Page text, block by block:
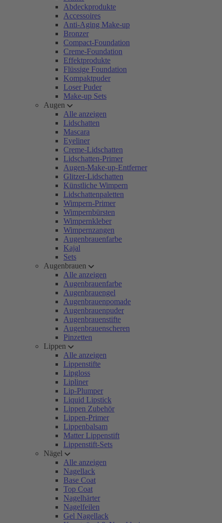
Abdeckprodukte
Accessoires
Anti-Aging Make-up
Bronzer
Compact-Foundation
Creme-Foundation
Effektprodukte
Flüssige Foundation
Kompaktpuder
Loser Puder
Make-up Sets
Augen
Alle anzeigen
Lidschatten
Mascara
Eyeliner
Creme-Lidschatten
Lidschatten-Primer
Augen-Make-up-Entferner
Glitzer-Lidschatten
Künstliche Wimpern
Lidschattenpaletten
Wimpern-Primer
Wimpernbürsten
Wimpernkleber
Wimpernzangen
Augenbrauenfarbe
Kajal
Sets
Augenbrauen
Alle anzeigen
Augenbrauenfarbe
Augenbrauengel
Augenbrauenpomade
Augenbrauenpuder
Augenbrauenstifte
Augenbrauenscheren
Pinzetten
Lippen
Alle anzeigen
Lippenstifte
Lipgloss
Lipliner
Lip-Plumper
Liquid Lipstick
Lippen Zubehör
Lippen-Primer
Lippenbalsam
Matter Lippenstift
Lippenstift-Sets
Nägel
Alle anzeigen
Nagellack
Base Coat
Top Coat
Nagelhärter
Nagelfeilen
Gel Nagellack